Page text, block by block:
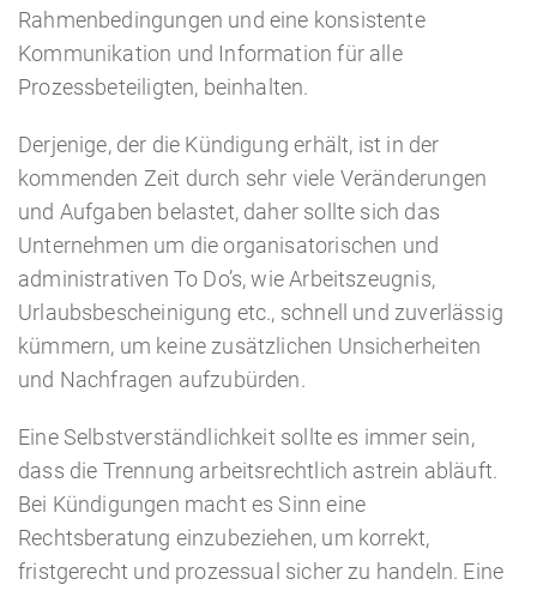
Rahmenbedingungen und eine konsistente
Kommunikation und Information für alle
Prozessbeteiligten, beinhalten.
Derjenige, der die Kündigung erhält, ist in der
kommenden Zeit durch sehr viele Veränderungen
und Aufgaben belastet, daher sollte sich das
Unternehmen um die organisatorischen und
administrativen To Do’s, wie Arbeitszeugnis,
Urlaubsbescheinigung etc., schnell und zuverlässig
kümmern, um keine zusätzlichen Unsicherheiten
und Nachfragen aufzubürden.
Eine Selbstverständlichkeit sollte es immer sein,
dass die Trennung arbeitsrechtlich astrein abläuft.
Bei Kündigungen macht es Sinn eine
Rechtsberatung einzubeziehen, um korrekt,
fristgerecht und prozessual sicher zu handeln. Eine